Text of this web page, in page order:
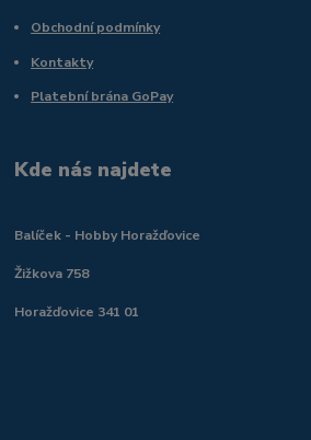
Obchodní podmínky
Kontakty
Platební brána GoPay
Kde nás najdete
Balíček - Hobby Horažďovice
Žižkova 758
Horažďovice 341 01